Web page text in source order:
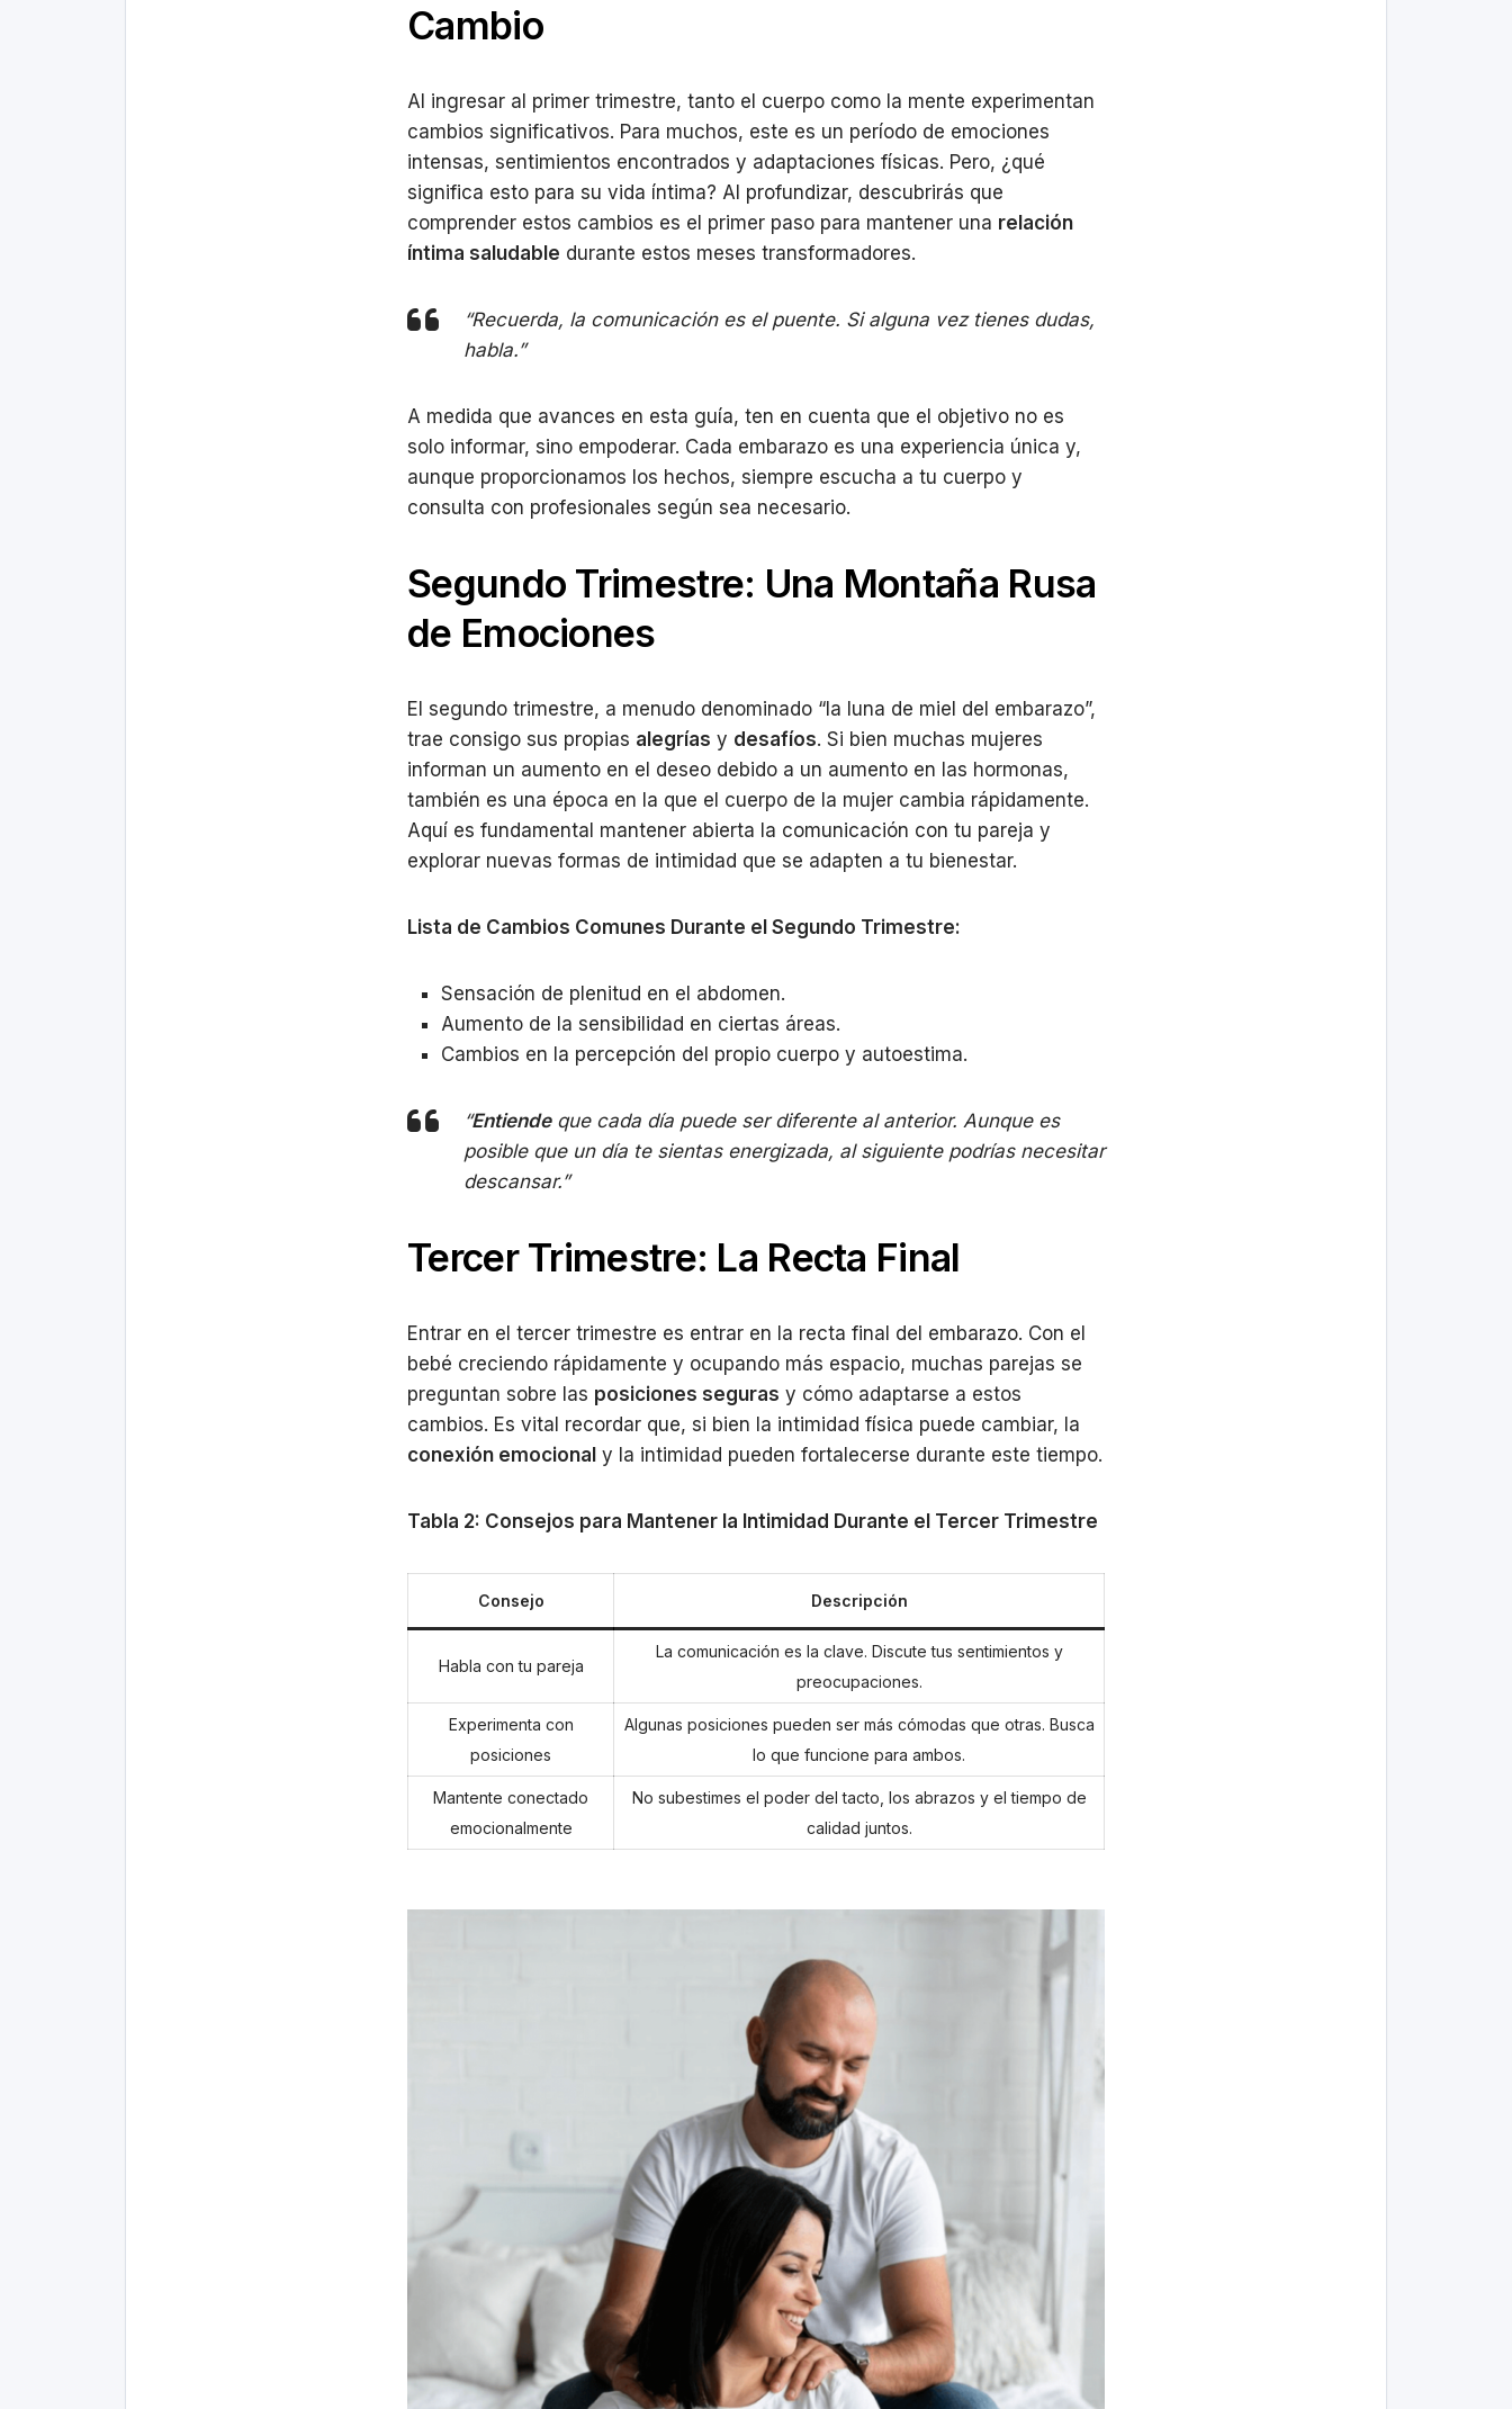
Cambio
Al ingresar al primer trimestre, tanto el cuerpo como la mente experimentan
cambios significativos. Para muchos, este es un período de emociones
intensas, sentimientos encontrados y adaptaciones físicas. Pero, ¿qué
significa esto para su vida íntima? Al profundizar, descubrirás que
comprender estos cambios es el primer paso para mantener una relación
íntima saludable durante estos meses transformadores.
“Recuerda, la comunicación es el puente. Si alguna vez tienes dudas,
habla.”
A medida que avances en esta guía, ten en cuenta que el objetivo no es
solo informar, sino empoderar. Cada embarazo es una experiencia única y,
aunque proporcionamos los hechos, siempre escucha a tu cuerpo y
consulta con profesionales según sea necesario.
Segundo Trimestre: Una Montaña Rusa
de Emociones
El segundo trimestre, a menudo denominado “la luna de miel del embarazo”,
trae consigo sus propias alegrías y desafíos. Si bien muchas mujeres
informan un aumento en el deseo debido a un aumento en las hormonas,
también es una época en la que el cuerpo de la mujer cambia rápidamente.
Aquí es fundamental mantener abierta la comunicación con tu pareja y
explorar nuevas formas de intimidad que se adapten a tu bienestar.
Lista de Cambios Comunes Durante el Segundo Trimestre:
Sensación de plenitud en el abdomen.
Aumento de la sensibilidad en ciertas áreas.
Cambios en la percepción del propio cuerpo y autoestima.
“Entiendeque cada día puede ser diferente al anterior. Aunque es
posible que un día te sientas energizada, al siguiente podrías necesitar
descansar.”
Tercer Trimestre: La Recta Final
Entrar en el tercer trimestre es entrar en la recta final del embarazo. Con el
bebé creciendo rápidamente y ocupando más espacio, muchas parejas se
preguntan sobre las posiciones seguras y cómo adaptarse a estos
cambios. Es vital recordar que, si bien la intimidad física puede cambiar, la
conexión emocional y la intimidad pueden fortalecerse durante este tiempo.
Tabla 2: Consejos para Mantener la Intimidad Durante el Tercer Trimestre
Consejo Descripción
Habla con tu pareja
La comunicación es la clave. Discute tus sentimientos y
preocupaciones.
Experimenta con
posiciones
Algunas posiciones pueden ser más cómodas que otras. Busca
lo que funcione para ambos.
Mantente conectado
emocionalmente
No subestimes el poder del tacto, los abrazos y el tiempo de
calidad juntos.